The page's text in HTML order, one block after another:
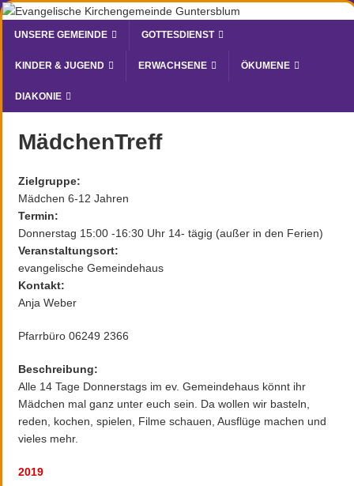
UNSERE GEMEINDE GOTTESDIENST
KINDER & JUGEND ERWACHSENE ÖKUMENE
DIAKONIE
MädchenTreff
Zielgruppe:
Mädchen 6-12 Jahren
Termin:
Donnerstag 15:00 -16:30 Uhr 14- tägig (außer in den Ferien)
Veranstaltungsort:
evangelische Gemeindehaus
Kontakt:
Anja Weber
Pfarrbüro 06249 2366
Beschreibung:
Alle 14 Tage Donnerstags im ev. Gemeindehaus könnt ihr
Mädchen mal ganz unter euch sein. Da wollen wir basteln,
reden, kochen, spielen, Filme schauen, Ausflüge machen und
vieles mehr.
2019